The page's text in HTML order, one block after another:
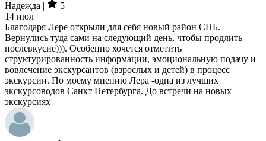
Надежда |
5
14 июл
Благодаря Лере открыли для себя новый район СПБ.
Вернулись туда сами на следующий день, чтобы продлить
послевкусие))). Особенно хочется отметить
структурированность информации, эмоциональную подачу и
вовлечение экскурсантов (взрослых и детей) в процесс
экскурсии. По моему мнению Лера -одна из лучших
экскурсоводов Санкт Петербурга. До встречи на новых
экскурсиях